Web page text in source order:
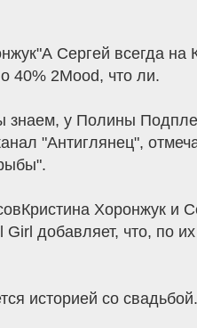
Сергей всегда
40% 2Mood, что ли.
у Полины
"Антиглянец",
Хоронжук и
добавляет, что, по
историей со свадьбой.